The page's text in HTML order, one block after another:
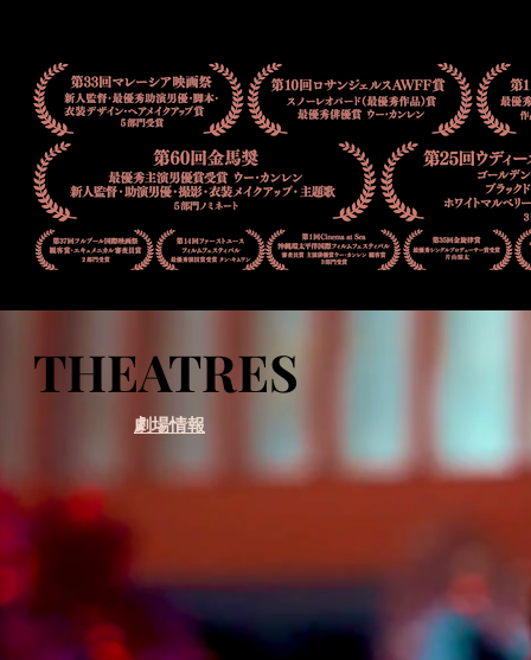
THEATRES
THEATRES
劇場情報